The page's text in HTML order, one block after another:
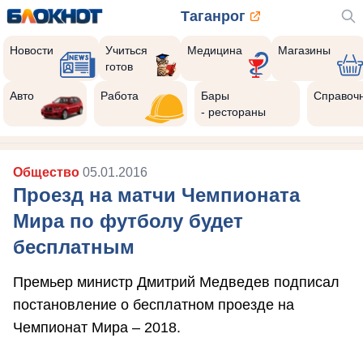
Таганрог
Новости
Учиться
готов
Медицина Магазины
Авто Работа
Бары
- рестораны
Общество 05.01.2016
Проезд на матчи Чемпионата
Мира по футболу будет
бесплатным
Премьер министр Дмитрий Медведев подписал
постановление о бесплатном проезде на
Чемпионат Мира – 2018.